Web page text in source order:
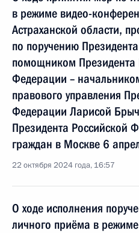
в режиме видео-
Астраханской области,
по поручению
помощником Президента
Федерации –
правового управления
Федерации Ларисой
Президента Российской
граждан в Москве 6
22 октября 2024 года, 16:57
О ходе исполнения
личного приёма в